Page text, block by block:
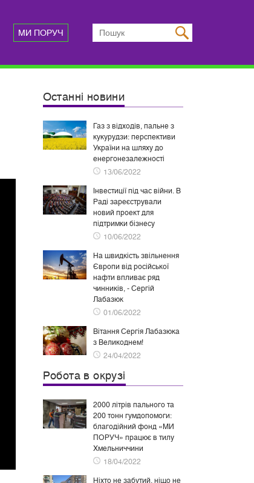
МИ ПОРУЧ
Останні новини
Газ з відходів, пальне з
кукурудзи: перспективи
України на шляху до
енергонезалежності
13/06/2022
Інвестиції під час війни. В
Раді зареєстрували
новий проект для
підтримки бізнесу
10/06/2022
На швидкість звільнення
Європи від російської
нафти впливає ряд
чинників, - Сергій
Лабазюк
01/06/2022
Вітання Сергія Лабазюка
з Великоднем!
24/04/2022
Робота в окрузі
2000 літрів пального та
200 тонн гумдопомоги:
благодійний фонд «МИ
ПОРУЧ» працює в тилу
Хмельниччини
18/04/2022
Ніхто не забутий, ніщо не